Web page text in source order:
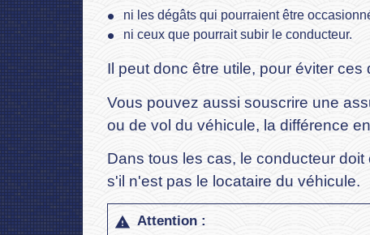
ni les dégâts qui pourraient être
ni ceux que pourrait subir le conducteur.
Il peut donc être utile, pour éviter
Vous pouvez aussi souscrire une
ou de vol du véhicule, la différence
Dans tous les cas, le conducteur
s'il n'est pas le locataire du véhicule.
warning Attention :